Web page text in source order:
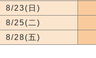
8/23(日)
8/25(二)
8/28(五)